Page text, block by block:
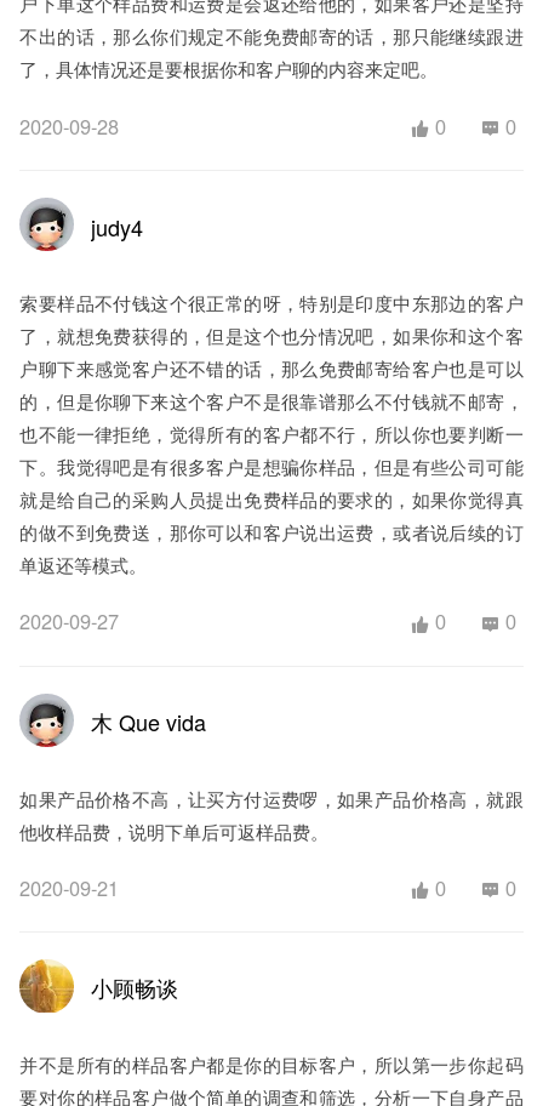
不出的话，那么你们规定不能免费邮寄的话，那只能继续跟进
了，具体情况还是要根据你和客户聊的内容来定吧。
2020-09-28 0
0
judy4
索要样品不付钱这个很正常的呀，特别是印度中东那边的客户
了，就想免费获得的，但是这个也分情况吧，如果你和这个客
户聊下来感觉客户还不错的话，那么免费邮寄给客户也是可以
的，但是你聊下来这个客户不是很靠谱那么不付钱就不邮寄，
也不能一律拒绝，觉得所有的客户都不行，所以你也要判断一
下。我觉得吧是有很多客户是想骗你样品，但是有些公司可能
就是给自己的采购人员提出免费样品的要求的，如果你觉得真
的做不到免费送，那你可以和客户说出运费，或者说后续的订
单返还等模式。
2020-09-27 0
0
木 Que vida
如果产品价格不高，让买方付运费啰，如果产品价格高，就跟
他收样品费，说明下单后可返样品费。
2020-09-21 0
0
小顾畅谈
并不是所有的样品客户都是你的目标客户，所以第一步你起码
要对你的样品客户做个简单的调查和筛选，分析一下自身产品